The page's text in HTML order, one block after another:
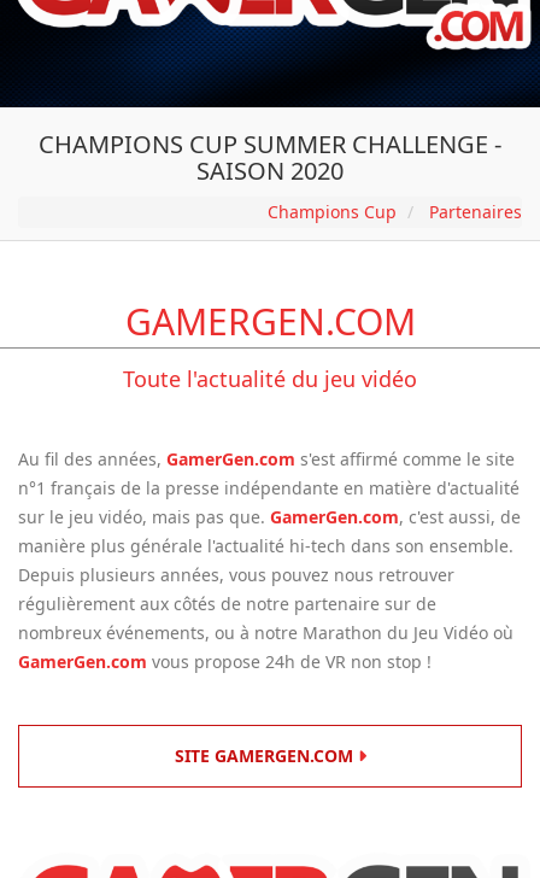
CHAMPIONS CUP SUMMER CHALLENGE -
SAISON 2020
Champions Cup Partenaires
GAMERGEN.COM
Toute l'actualité du jeu vidéo
Au fil des années, GamerGen.com s'est affirmé comme le site
n°1 français de la presse indépendante en matière d'actualité
sur le jeu vidéo, mais pas que. GamerGen.com, c'est aussi, de
manière plus générale l'actualité hi-tech dans son ensemble.
Depuis plusieurs années, vous pouvez nous retrouver
régulièrement aux côtés de notre partenaire sur de
nombreux événements, ou à notre Marathon du Jeu Vidéo où
GamerGen.com vous propose 24h de VR non stop !
SITE GAMERGEN.COM